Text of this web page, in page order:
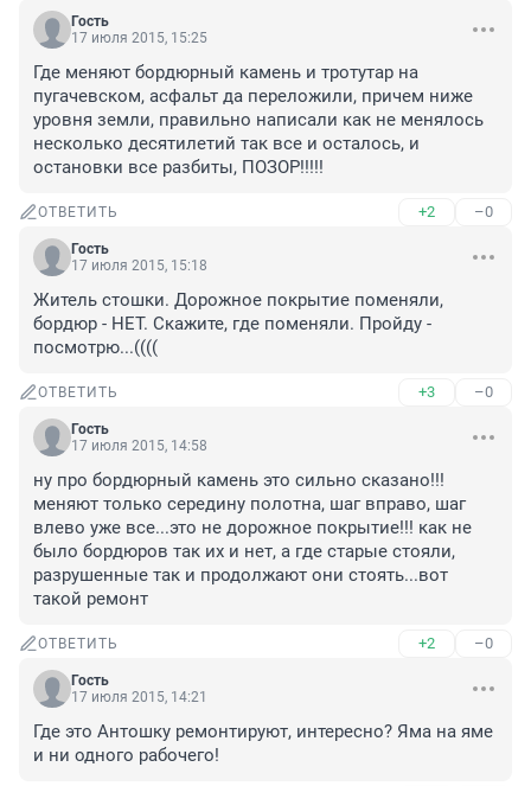
Гость
17 июля 2015, 15:25
Где меняют бордюрный камень и тротутар на
пугачевском, асфальт да переложили, причем ниже
уровня земли, правильно написали как не менялось
несколько десятилетий так все и осталось, и
остановки все разбиты, ПОЗОР!!!!!
ОТВЕТИТЬ +2 –0
Гость
17 июля 2015, 15:18
Житель стошки. Дорожное покрытие поменяли,
бордюр - НЕТ. Скажите, где поменяли. Пройду -
посмотрю...((((
ОТВЕТИТЬ +3 –0
Гость
17 июля 2015, 14:58
ну про бордюрный камень это сильно сказано!!!
меняют только середину полотна, шаг вправо, шаг
влево уже все...это не дорожное покрытие!!! как не
было бордюров так их и нет, а где старые стояли,
разрушенные так и продолжают они стоять...вот
такой ремонт
ОТВЕТИТЬ +2 –0
Гость
17 июля 2015, 14:21
Где это Антошку ремонтируют, интересно? Яма на яме
и ни одного рабочего!